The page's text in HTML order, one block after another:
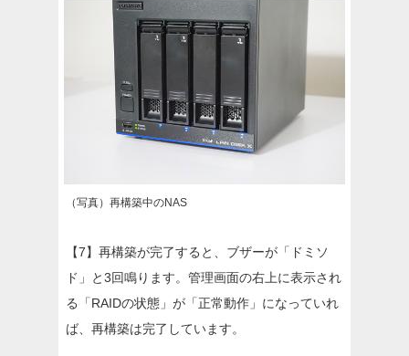
（写真）再構築中のNAS
【7】再構築が完了すると、ブザーが「ドミソ
ド」と3回鳴ります。管理画面の右上に表示され
る「RAIDの状態」が「正常動作」になっていれ
ば、再構築は完了しています。